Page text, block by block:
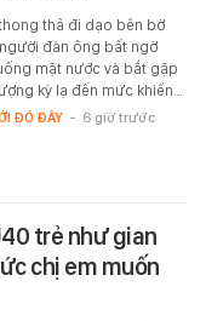
thả đi dạo bên bờ
đàn ông bất ngờ
mặt nước và bắt gặp
kỳ lạ đến mức khiến…
ĐÓ ĐÂY - 6 giờ trước
trẻ như gian
chị em muốn